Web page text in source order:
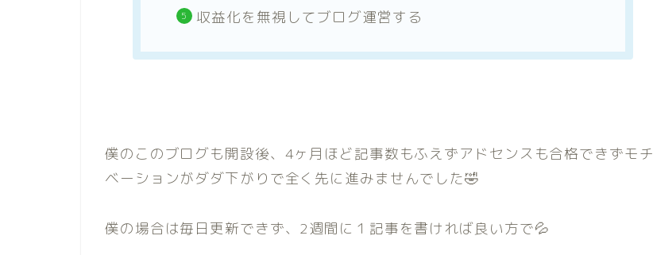
収益化を無視してブログ運営する
僕のこのブログも開設後、4ヶ月ほど記事数もふえずアドセンスも合格できずモチ
ベーションがダダ下がりで全く先に進みませんでした🤣
僕の場合は毎日更新できず、2週間に１記事を書ければ良い方で💦